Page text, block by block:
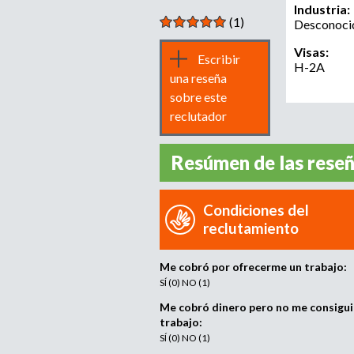
(1)
Escribir
una reseña
sobre este
reclutador
Industria:
Visas:
H-2A
Resúmen de las
Condiciones del
reclutamiento
Me cobró por ofrecerme un trabajo:
SÍ (0) NO (1)
Me cobró dinero pero no me
trabajo:
SÍ (0) NO (1)